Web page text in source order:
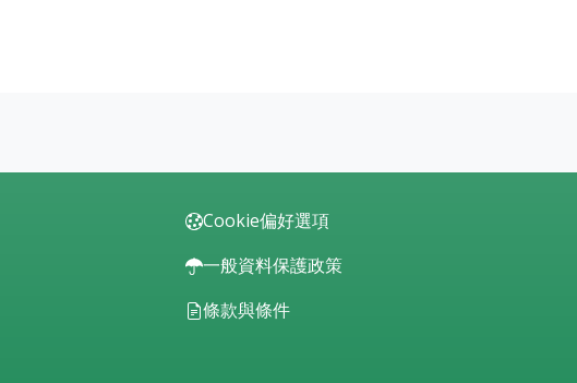
Cookie偏好選項
一般資料保護政策
條款與條件